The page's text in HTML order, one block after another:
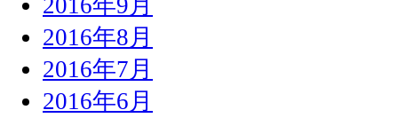
2016年8月
2016年7月
2016年6月